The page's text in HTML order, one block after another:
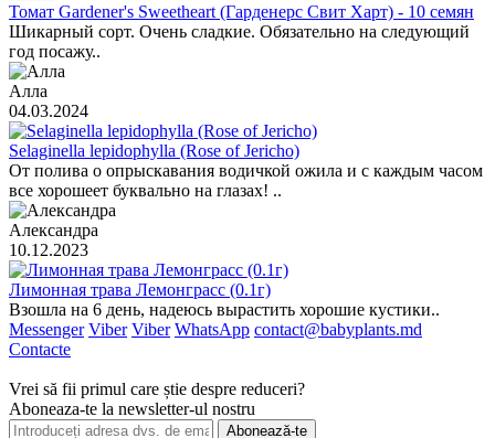
Томат Gardener's Sweetheart (Гарденерс Свит Харт) - 10 семян
Шикарный сорт. Очень сладкие. Обязательно на следующий
год посажу..
Алла
04.03.2024
Selaginella lepidophylla (Rose of Jericho)
От полива о опрыскавания водичкой ожила и с каждым часом
все хорошеет буквально на глазах! ..
Александра
10.12.2023
Лимонная трава Лемонграсс (0.1г)
Взошла на 6 день, надеюсь вырастить хорошие кустики..
Messenger Viber Viber WhatsApp contact@babyplants.md
Contacte
Vrei să fii primul care știe despre reduceri?
Aboneaza-te la newsletter-ul nostru
Abonează-te